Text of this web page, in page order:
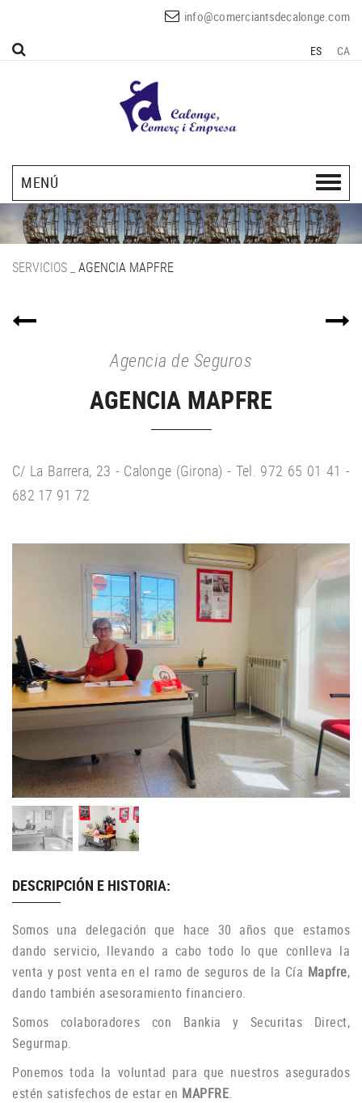
info@comerciantsdecalonge.com
ES CA
MENÚ
SERVICIOS AGENCIA MAPFRE
Agencia de Seguros
AGENCIA MAPFRE
C/ La Barrera, 23 - Calonge (Girona) - Tel. 972 65 01 41 -
682 17 91 72
DESCRIPCIÓN E HISTORIA:
Somos una delegación que hace 30 años que estamos
dando servicio, llevando a cabo todo lo que conlleva la
venta y post venta en el ramo de seguros de la Cía Mapfre,
dando también asesoramiento financiero.
Somos
colaboradores con Bankia y Securitas Direct,
Segurmap.
Ponemos toda la voluntad para que nuestros asegurados
estén satisfechos de estar en MAPFRE.